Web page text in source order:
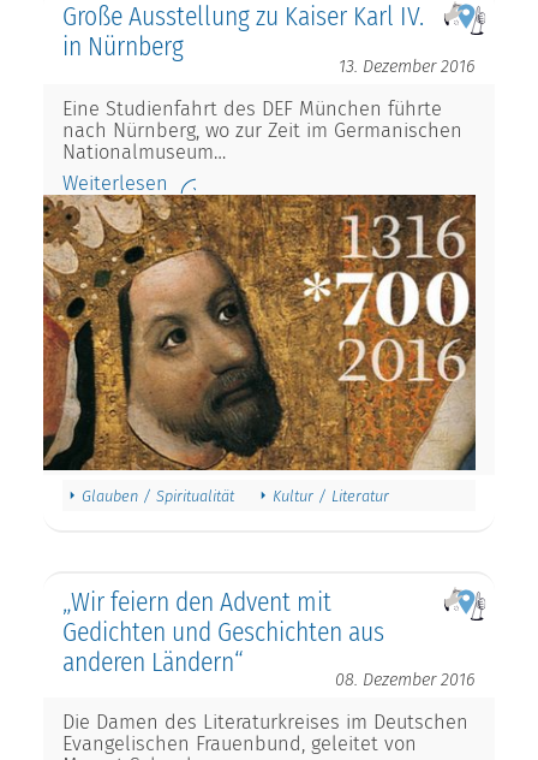
Große Ausstellung zu Kaiser Karl IV.
in Nürnberg
13. Dezember 2016
Eine Studienfahrt des DEF München führte
nach Nürnberg, wo zur Zeit im Germanischen
Nationalmuseum…
Weiterlesen
Glauben / Spiritualität Kultur / Literatur
„Wir feiern den Advent mit
Gedichten und Geschichten aus
anderen Ländern“
08. Dezember 2016
Die Damen des Literaturkreises im Deutschen
Evangelischen Frauenbund, geleitet von